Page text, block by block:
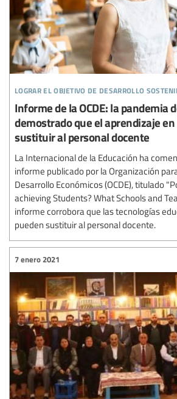
lograr el objetivo de desarrollo
Informe de la OCDE: la pandemia
demostrado que el aprendizaje
sustituir al personal docente
La Internacional de la Educación ha
informe publicado por la Organización
Desarrollo Económicos (OCDE), titulado
achieving Students? What Schools and
informe corrobora que las tecnologías
pueden sustituir al personal docente.
7 enero 2021